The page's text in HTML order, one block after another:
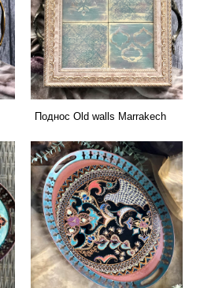
Поднос Old walls Marrakech